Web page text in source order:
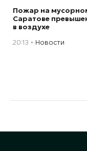
Пожар на
Саратове
в воздухе
20:13 Новости